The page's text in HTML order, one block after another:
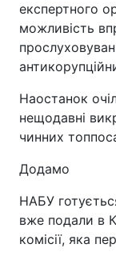
експертного
можливість
Наостанок
нещодавні
чинних
Додамо
НАБУ
вже подали в
комісії, яка